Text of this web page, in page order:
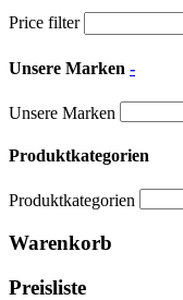
Price filter
Unsere Marken -
Unsere Marken
Produktkategorien
Produktkategorien
Warenkorb
Preisliste